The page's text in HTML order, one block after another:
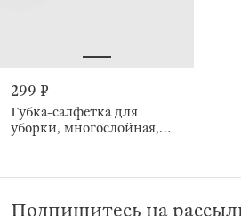
299 ₽
Губка-салфетка для
уборки, многослойная,
Подпишитесь на